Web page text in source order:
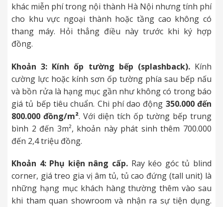
khác miễn phí trong nội thành Hà Nội nhưng tính phí
cho khu vực ngoại thành hoặc tầng cao không có
thang máy. Hỏi thẳng điều này trước khi ký hợp
đồng.
Khoản 3: Kính ốp tường bếp (splashback).Kính
cường lực hoặc kính sơn ốp tường phía sau bếp nấu
và bồn rửa là hạng mục gần như không có trong báo
giá tủ bếp tiêu chuẩn. Chi phí dao động 350.000 đến
800.000 đồng/m². Với diện tích ốp tường bếp trung
bình 2 đến 3m², khoản này phát sinh thêm 700.000
đến 2,4 triệu đồng.
Khoản 4: Phụ kiện nâng cấp. Ray kéo góc tủ blind
corner, giá treo gia vị âm tủ, tủ cao đứng (tall unit) là
những hạng mục khách hàng thường thêm vào sau
khi tham quan showroom và nhận ra sự tiện dụng.